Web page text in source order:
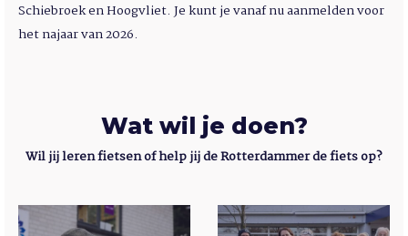
Schiebroek en Hoogvliet. Je kunt je vanaf nu aanmelden voor
het najaar van 2026.
Wat wil je doen?
Wil jij leren fietsen of help jij de Rotterdammer de fiets op?